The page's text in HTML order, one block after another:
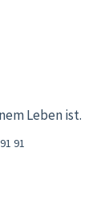
Leben ist.
91